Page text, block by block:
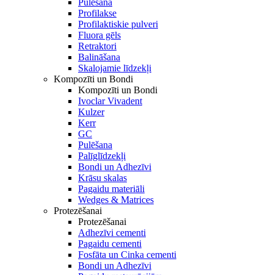
Pulēšana
Profilakse
Profilaktiskie pulveri
Fluora gēls
Retraktori
Balināšana
Skalojamie līdzekļi
Kompozīti un Bondi
Kompozīti un Bondi
Ivoclar Vivadent
Kulzer
Kerr
GC
Pulēšana
Palīglīdzekļi
Bondi un Adhezīvi
Krāsu skalas
Pagaidu materiāli
Wedges & Matrices
Protezēšanai
Protezēšanai
Adhezīvi cementi
Pagaidu cementi
Fosfāta un Cinka cementi
Bondi un Adhezīvi